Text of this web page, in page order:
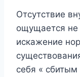
Отсутствие
ощущается не
искажение
себя «